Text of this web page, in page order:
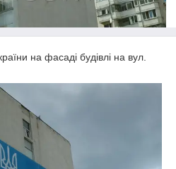
на фасаді будівлі на вул.